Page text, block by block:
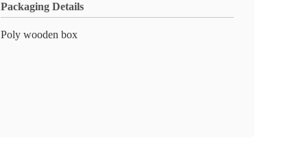
Packaging Details
Poly wooden box